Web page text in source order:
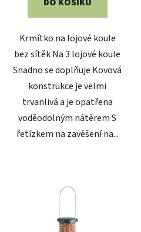
z
hvězdiček.
Krmítko na lojové koule
bez sítěk Na 3 lojové koule
Snadno se doplňuje Kovová
konstrukce je velmi
trvanlivá a je opatřena
voděodolným nátěrem S
řetízkem na zavěšení na...